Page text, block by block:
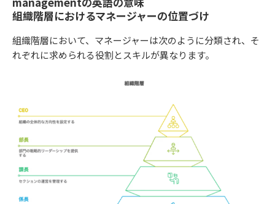
組織階層におけるマネージャーの位置づけ
組織階層において、マネージャーは次のように分類され、そ
れぞれに求められる役割とスキルが異なります。